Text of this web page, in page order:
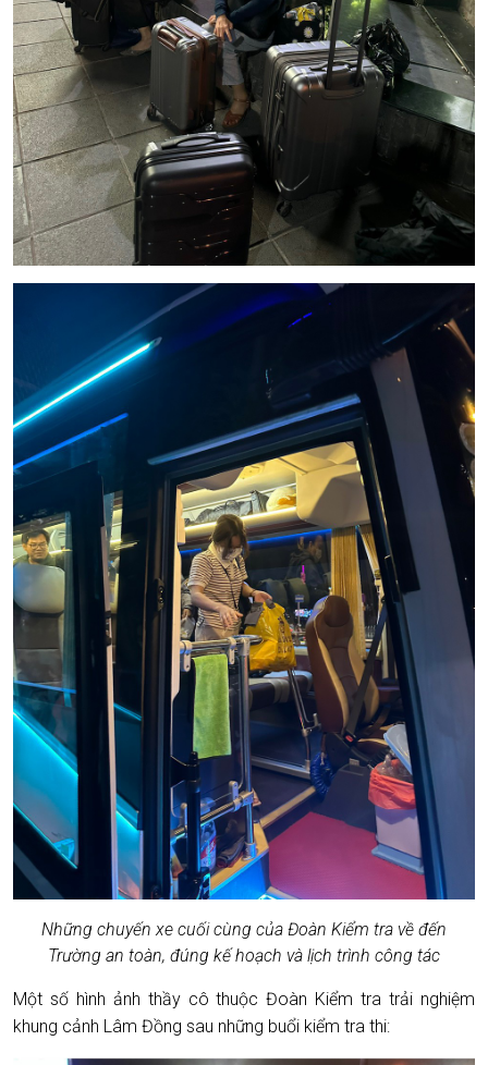
Những chuyến xe cuối cùng của Đoàn Kiểm tra về đến
Trường an toàn, đúng kế hoạch và lịch trình công tác
Một số hình ảnh thầy cô thuộc Đoàn Kiểm tra trải nghiệm
khung cảnh Lâm Đồng sau những buổi kiểm tra thi: